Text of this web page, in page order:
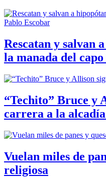
Rescatan y salvan
la manada del
“Techito” Bruce y
carrera a la
Vuelan miles de
religiosa